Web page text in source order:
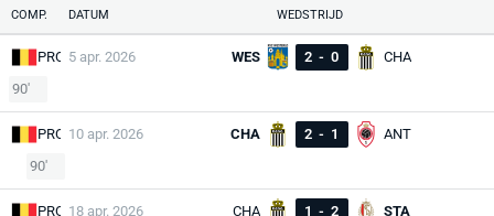
COMP. DATUM WEDSTRIJD
PRO 5 apr. 2026 WES 2 - 0
CHA
90'
PRO 10 apr. 2026 CHA 2 - 1
ANT
90'
PRO 18 apr. 2026 CHA 1 - 2
STA